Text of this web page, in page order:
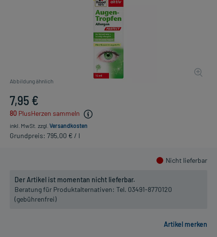
Abbildung ähnlich
7,95 €
80 PlusHerzen sammeln
inkl. MwSt. zzgl. Versandkosten
Grundpreis: 795,00 € / l
Nicht lieferbar
Der Artikel ist momentan nicht lieferbar.
Beratung für Produktalternativen: Tel. 03491-8770120
(gebührenfrei)